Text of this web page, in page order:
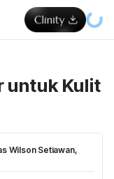
untuk Kulit
Wilson Setiawan,